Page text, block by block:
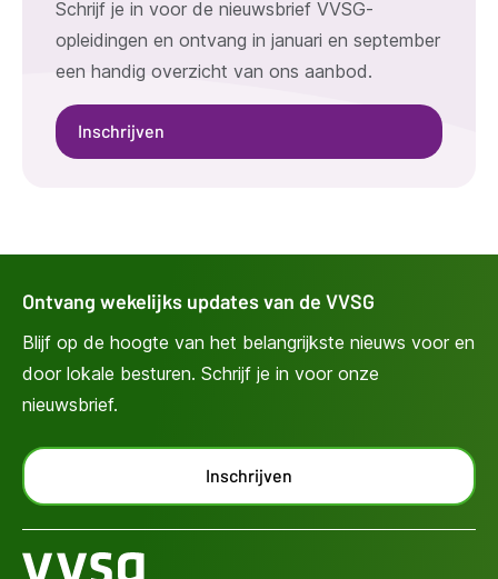
Schrijf je in voor de nieuwsbrief VVSG-
opleidingen en ontvang in januari en september
een handig overzicht van ons aanbod.
Inschrijven
Ontvang wekelijks updates van de VVSG
Blijf op de hoogte van het belangrijkste nieuws voor en
door lokale besturen. Schrijf je in voor onze
nieuwsbrief.
Inschrijven